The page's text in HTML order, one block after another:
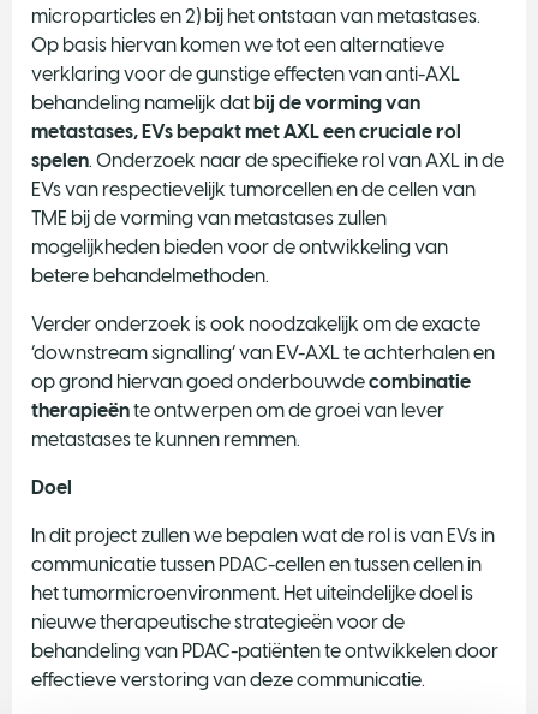
microparticles en 2) bij het ontstaan van metastases.
Op basis hiervan komen we tot een alternatieve
verklaring voor de gunstige effecten van anti-AXL
behandeling namelijk datbij de vorming van
metastases, EVs bepakt met AXL een cruciale rol
spelen. Onderzoek naar de specifieke rol van AXL in de
EVs van respectievelijk tumorcellen en de cellen van
TME bij de vorming van metastases zullen
mogelijkheden bieden voor de ontwikkeling van
betere behandelmethoden.
Verder onderzoek is ook noodzakelijk om de exacte
‘downstream signalling’ van EV-AXL te achterhalen en
op grond hiervan goed onderbouwdecombinatie
therapieënte ontwerpen om de groei van lever
metastases te kunnen remmen.
Doel
In dit project zullen we bepalen wat de rol is van EVs in
communicatie tussen PDAC-cellen en tussen cellen in
het tumormicroenvironment. Het uiteindelijke doel is
nieuwe therapeutische strategieën voor de
behandeling van PDAC-patiënten te ontwikkelen door
effectieve verstoring van deze communicatie.